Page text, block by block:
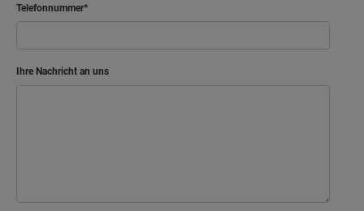
Telefonnummer
Ihre Nachricht an uns